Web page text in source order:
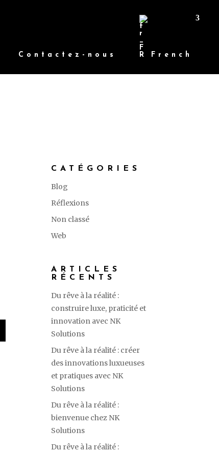
Contactez-nous French
CATÉGORIES
Blog
Réflexions
Non classé
Web
ARTICLES
RÉCENTS
Du rêve à la réalité :
construire luxe, praticité et
innovation avec NK
Solutions
Du rêve à la réalité : créer
des innovations luxueuses
et pratiques avec NK
Solutions
Du rêve à la réalité :
bienvenue chez NK
Solutions
Du rêve à la réalité :